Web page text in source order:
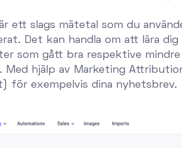
ett slags mätetal som du
Det kan handla om att lära
som gått bra respektive
Med hjälp av Marketing
för exempelvis dina nyhetsbrev.